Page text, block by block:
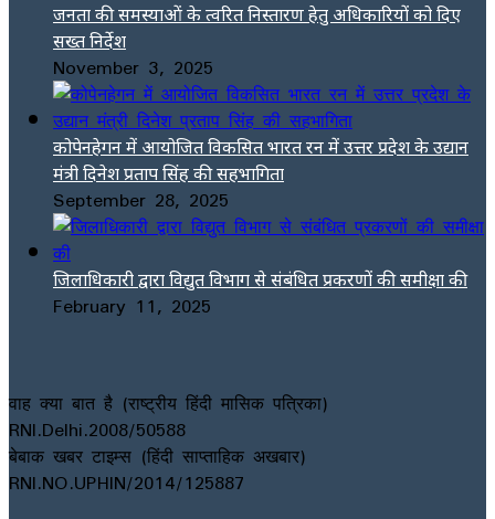
जनता की समस्याओं के त्वरित निस्तारण हेतु अधिकारियों को दिए
सख्त निर्देश
November 3, 2025
कोपेनहेगन में आयोजित विकसित भारत रन में उत्तर प्रदेश के उद्यान
मंत्री दिनेश प्रताप सिंह की सहभागिता
September 28, 2025
जिलाधिकारी द्वारा विद्युत विभाग से संबंधित प्रकरणों की समीक्षा की
February 11, 2025
वाह क्या बात है (राष्ट्रीय हिंदी मासिक पत्रिका)
RNI.Delhi.2008/50588
बेबाक खबर टाइम्स (हिंदी साप्ताहिक अखबार)
RNI.NO.UPHIN/2014/125887